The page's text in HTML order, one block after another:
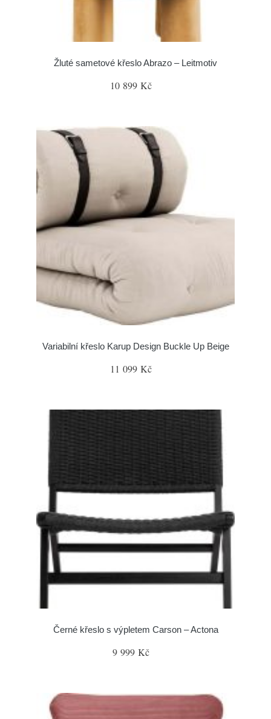
Žluté sametové křeslo Abrazo – Leitmotiv
10 899 Kč
Variabilní křeslo Karup Design Buckle Up Beige
11 099 Kč
Černé křeslo s výpletem Carson – Actona
9 999 Kč